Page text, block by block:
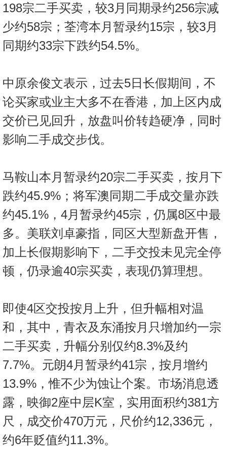
手
册
关
们
198宗二手买卖，较3月同期录约256宗减
少约58宗；荃湾本月暂录约15宗，较3月
同期约33宗下跌约54.5%。
中原余俊文表示，过去5日长假期间，不
论买家或业主大多不在香港，加上区内成
交价已见回升，放盘叫价转趋硬净，同时
影响二手成交步伐。
马鞍山本月暂录约20宗二手买卖，按月下
跌约45.9%；将军澳同期二手成交量亦跌
约45.1%，4月暂录约45宗，仍属8区中最
多。美联刘卓豪指，同区大型新盘开售，
加上长假期影响下，二手交投未见完全停
顿，仍录逾40宗买卖，表现仍算理想。
即使4区交投按月上升，但升幅相对温
和，其中，青衣及东涌按月只增加约一宗
二手买卖，升幅分别仅约8.3%及约
7.7%。元朗4月暂录约41宗，按月增约
13.9%，惟不少为蚀让个案。市场消息透
露，映御2座中层K室，实用面积约381方
尺，成交价470万元，尺价约12,336元，
约6年贬值约11.3%。